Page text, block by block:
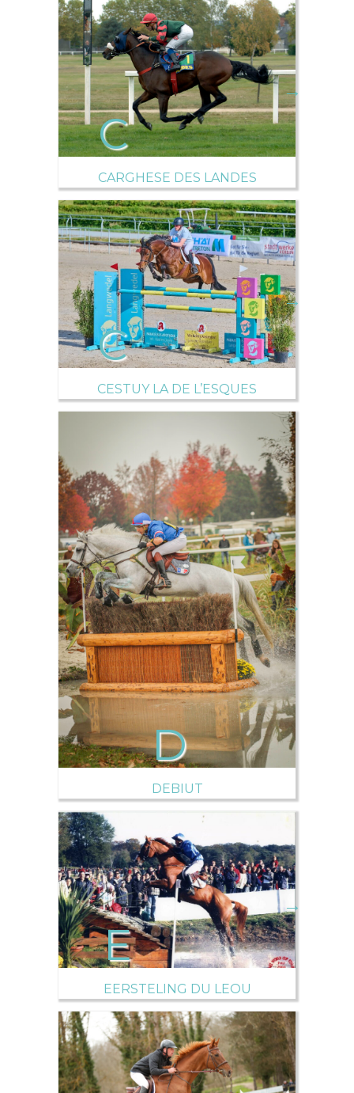
CARGHESE DES LANDES
→
CESTUY LA DE L’ESQUES
→
DEBIUT
→
EERSTELING DU LEOU
→